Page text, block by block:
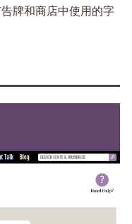
牌和商店中使用的字